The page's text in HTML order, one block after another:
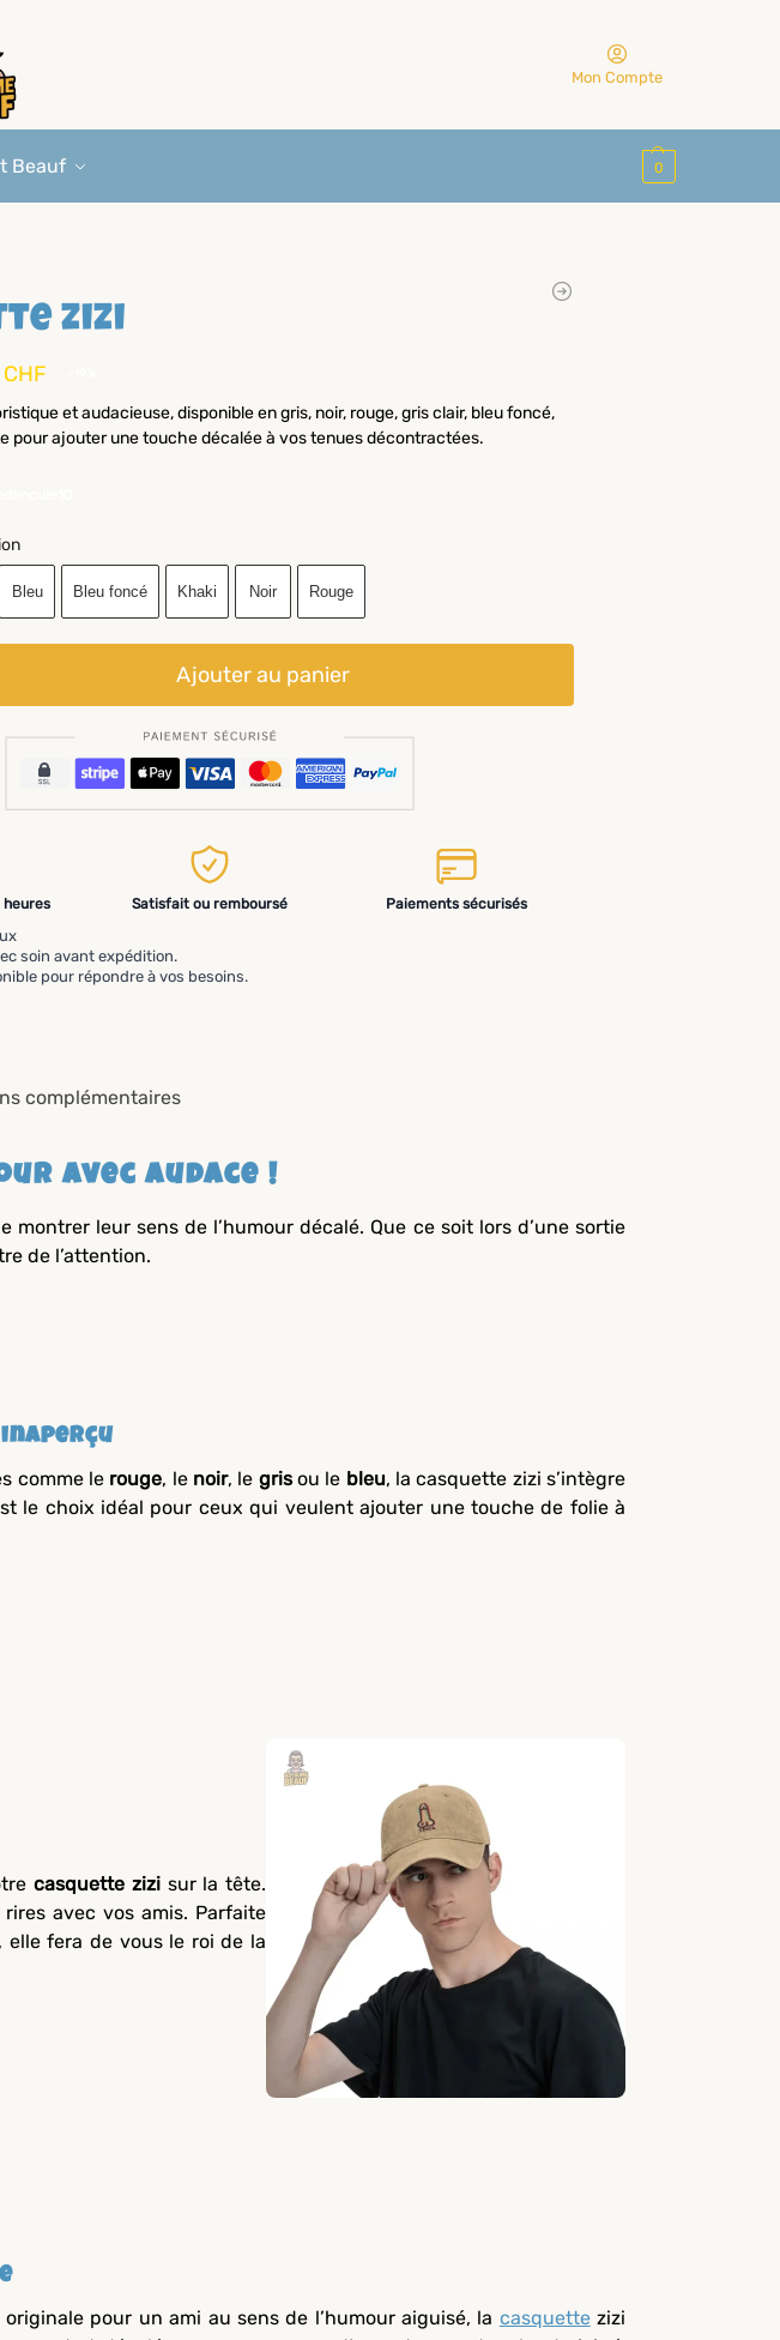
Mon Compte
Beauf 0
zizi
CHF
et audacieuse, disponible en gris, noir, rouge, gris clair, bleu foncé,
pour ajouter une touche décalée à vos tenues décontractées.
Bleu Bleu foncé Khaki Noir Rouge
Ajouter au panier
heures Satisfait ou remboursé Paiements sécurisés
soin avant expédition.
pour répondre à vos besoins.
complémentaires
avec audace !
leur sens de l’humour décalé. Que ce soit lors d’une sortie
de l’attention.
inaperçu
comme le rouge, le noir, le grisou le bleu, la casquette zizi s’intègre
le choix idéal pour ceux qui veulent ajouter une touche de folie à
casquette zizisur la tête.
avec vos amis. Parfaite
fera de vous le roi de la
pour un ami au sens de l’humour aiguisé, la casquettezizi